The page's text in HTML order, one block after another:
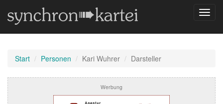
Start Personen Kari Wuhrer Darsteller
Werbung